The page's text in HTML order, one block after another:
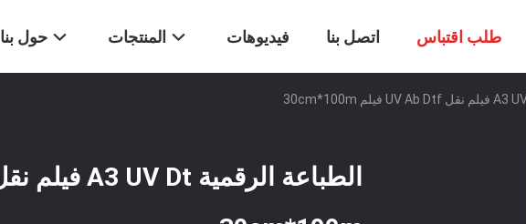
حول بنا المنتجات فيديوهات اتصل بنا طلب اقتباس